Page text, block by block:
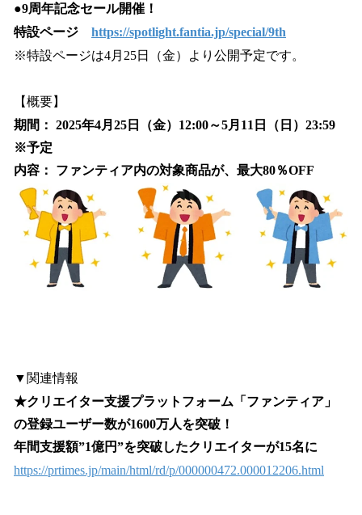
●9周年記念セール開催！
特設ページ https://spotlight.fantia.jp/special/9th
※特設ページは4月25日（金）より公開予定です。
【概要】
期間： 2025年4月25日（金）12:00～5月11日（日）23:59
※予定
内容： ファンティア内の対象商品が、最大80％OFF
▼関連情報
★クリエイター支援プラットフォーム「ファンティア」
の登録ユーザー数が1600万人を突破！
年間支援額”1億円”を突破したクリエイターが15名に
https://prtimes.jp/main/html/rd/p/000000472.000012206.html